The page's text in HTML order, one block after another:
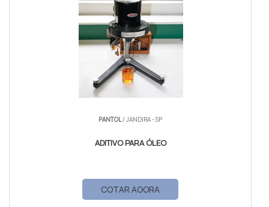
PANTOL/ JANDIRA - SP
ADITIVO PARA ÓLEO
COTAR AGORA